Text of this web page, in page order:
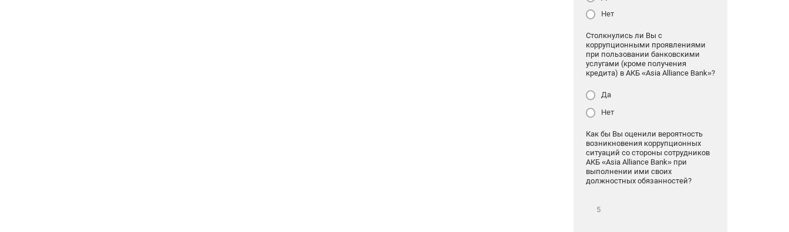
Нет
Столкнулись ли Вы с
коррупционными проявлениями
при пользовании банковскими
услугами (кроме получения
кредита) в АКБ «Asia Alliance Bank»?
Да
Нет
Как бы Вы оценили вероятность
возникновения коррупционных
ситуаций со стороны сотрудников
АКБ «Asia Alliance Bank» при
выполнении ими своих
должностных обязанностей?